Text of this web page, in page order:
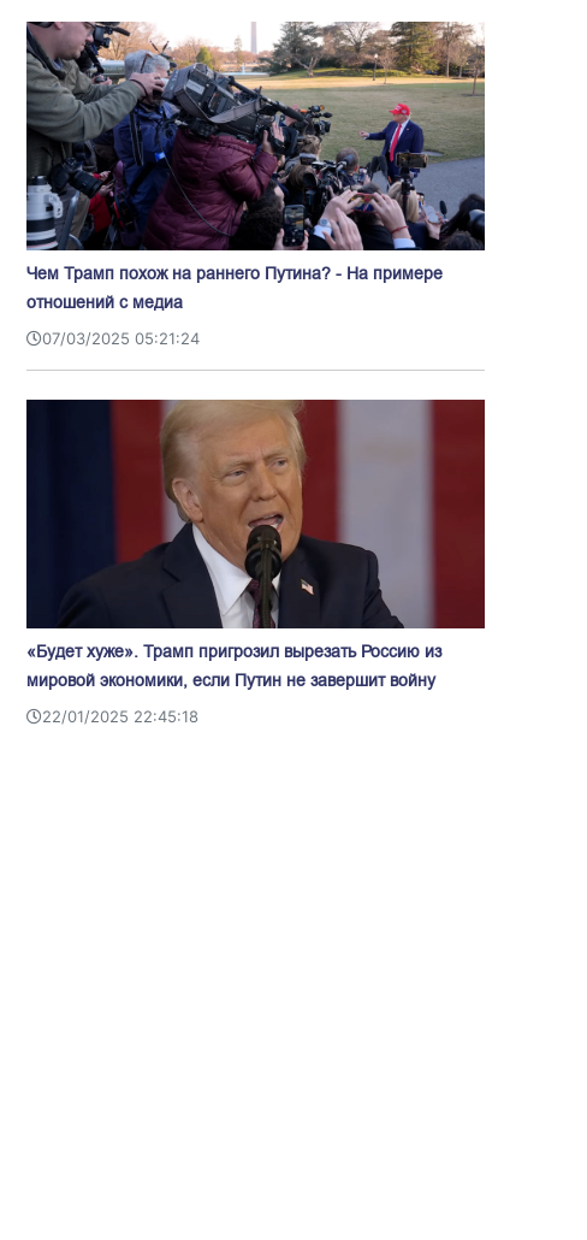
Чем Трамп похож на раннего Путина? - На примере
отношений с медиа
07/03/2025 05:21:24
«Будет хуже». Трамп пригрозил вырезать Россию из
мировой экономики, если Путин не завершит войну
22/01/2025 22:45:18